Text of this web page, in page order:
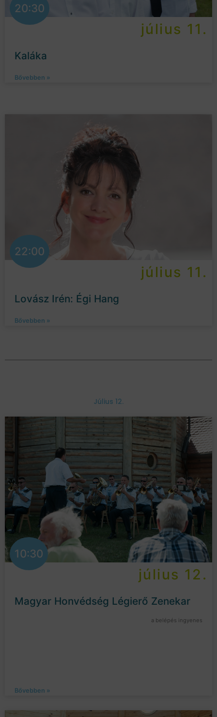
20:30
július 11.
Kaláka
Bővebben »
22:00
július 11.
Lovász Irén: Égi Hang
Bővebben »
Július 12.
10:30
július 12.
Magyar Honvédség Légierő Zenekar
a belépés ingyenes
Bővebben »